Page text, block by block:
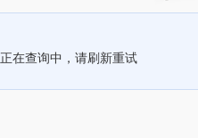
正在查询中，请刷新重试